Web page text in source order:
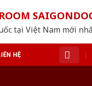
tại Việt Nam mới
HỆ